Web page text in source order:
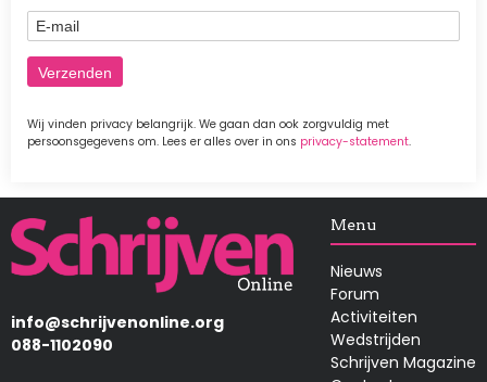
E-mail
Wij vinden privacy belangrijk. We gaan dan ook zorgvuldig met
persoonsgegevens om. Lees er alles over in ons privacy-statement.
Afbeelding
info@schrijvenonline.org
088-1102090
Menu
Nieuws
Forum
Activiteiten
Wedstrijden
Schrijven Magazine